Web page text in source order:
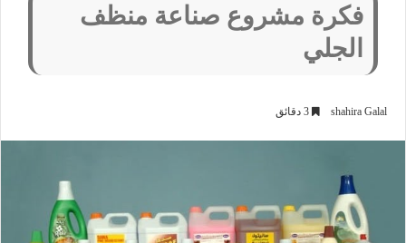
فكرة مشروع صناعة منظف
الجلي
shahira Galal